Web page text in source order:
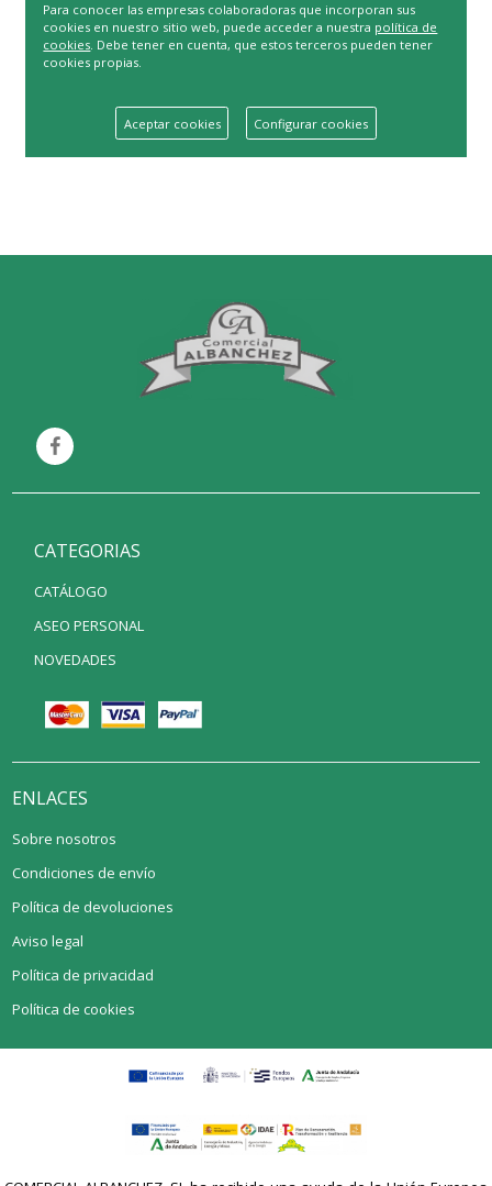
CATEGORIAS
CATÁLOGO
ASEO PERSONAL
NOVEDADES
ENLACES
Sobre nosotros
Condiciones de envío
Política de devoluciones
Aviso legal
Política de privacidad
Política de cookies
Para conocer las empresas colaboradoras que incorporan sus
cookies en nuestro sitio web, puede acceder a nuestra política de
cookies. Debe tener en cuenta, que estos terceros pueden tener
cookies propias.
Aceptar cookies Configurar cookies